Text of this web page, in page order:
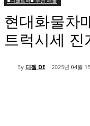
현대화물차
트럭시세 진
By 디젤 DE 2025년 04월